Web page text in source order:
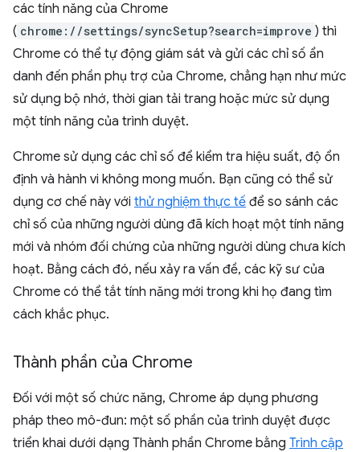
các tính năng của Chrome
( chrome://settings/syncSetup?search=improve ) thì
Chrome có thể tự động giám sát và gửi các chỉ số ẩn
danh đến phần phụ trợ của Chrome, chẳng hạn như mức
sử dụng bộ nhớ, thời gian tải trang hoặc mức sử dụng
một tính năng của trình duyệt.
Chrome sử dụng các chỉ số để kiểm tra hiệu suất, độ ổn
định và hành vi không mong muốn. Bạn cũng có thể sử
dụng cơ chế này với thử nghiệm thực tế để so sánh các
chỉ số của những người dùng đã kích hoạt một tính năng
mới và nhóm đối chứng của những người dùng chưa kích
hoạt. Bằng cách đó, nếu xảy ra vấn đề, các kỹ sư của
Chrome có thể tắt tính năng mới trong khi họ đang tìm
cách khắc phục.
Thành phần của Chrome
Đối với một số chức năng, Chrome áp dụng phương
pháp theo mô-đun: một số phần của trình duyệt được
triển khai dưới dạng Thành phần Chrome bằng Trình cập